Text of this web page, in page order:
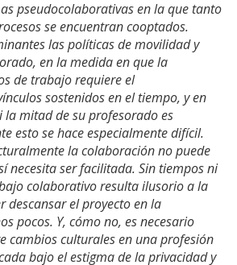
pseudocolaborativas en la que tanto
se encuentran cooptados.
las políticas de movilidad y
en la medida en que la
de trabajo requiere el
sostenidos en el tiempo, y en
la mitad de su profesorado es
esto se hace especialmente difícil.
la colaboración no puede
necesita ser facilitada. Sin tiempos ni
colaborativo resulta ilusorio a la
descansar el proyecto en la
pocos. Y, cómo no, es necesario
cambios culturales en una profesión
bajo el estigma de la privacidad y